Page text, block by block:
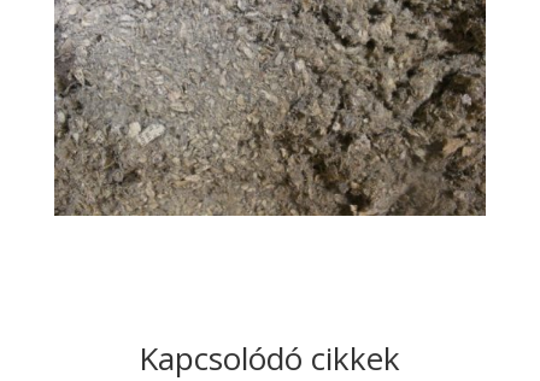
Kapcsolódó cikkek